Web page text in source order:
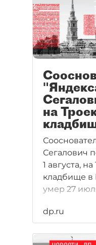
на
Сегалович
1 августа,
кладбище в
умер 27
dp.ru